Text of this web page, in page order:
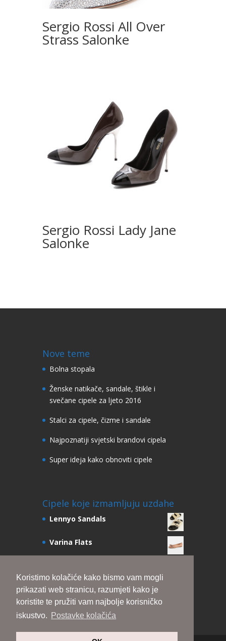
Koristimo kolačiće kako bismo vam mogli
prikazati web stranicu, razumjeti kako je
koristite te pružiti vam najbolje korisničko
iskustvo.
Postavke kolačića
Sergio Rossi All Over
Strass Salonke
Sergio Rossi Lady Jane
Salonke
Nove teme
Bolna stopala
Ženske natikače, sandale, štikle i
svečane cipele za ljeto 2016
Stalci za cipele, čizme i sandale
Najpoznatiji svjetski brandovi cipela
Super ideja kako obnoviti cipele
Cipele koje izmamljuju uzdahe
Lennyo Sandals
Varina Flats
Julie Scrunchie Slingbacks
Ari Sandals 105mm